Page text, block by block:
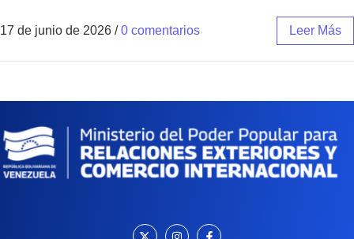
17 de junio de 2026 / 0 comentarios Leer Más